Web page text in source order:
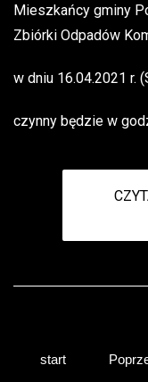
Mieszkańcy gminy
Zbiórki Odpadów
w dniu 16.04.2021 r.
czynny będzie w
start